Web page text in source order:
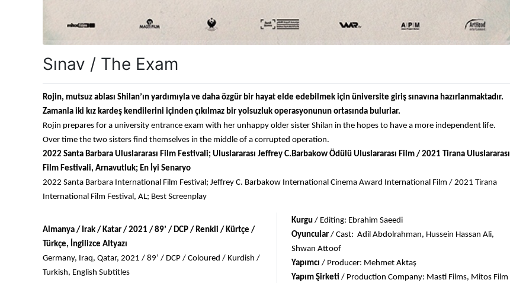
Sınav / The Exam
Rojin, mutsuz ablası Shilan’ın yardımıyla ve daha özgür bir hayat elde edebilmek için üniversite giriş sınavına hazırlanmaktadır.
Zamanla iki kız kardeş kendilerini içinden çıkılmaz bir yolsuzluk operasyonunun ortasında bulurlar.
Rojin prepares for a university entrance exam with her unhappy older sister Shilan in the hopes to have a more independent life.
Over time the two sisters find themselves in the middle of a corrupted operation.
2022 Santa Barbara Uluslararası Film Festivali; Uluslararası Jeffrey C.Barbakow Ödülü Uluslararası Film / 2021 Tirana Uluslararası
Film Festivali, Arnavutluk; En İyi Senaryo
2022 Santa Barbara International Film Festival; Jeffrey C. Barbakow International Cinema Award International Film / 2021 Tirana
International Film Festival, AL; Best Screenplay
Almanya / Irak / Katar / 2021 / 89’ / DCP / Renkli / Kürtçe /
Türkçe, İngilizce Altyazı
Germany, Iraq, Qatar, 2021 / 89’ / DCP / Coloured / Kurdish /
Turkish, English Subtitles
Kurgu / Editing: Ebrahim Saeedi
Oyuncular / Cast:  Adil Abdolrahman, Hussein Hassan Ali,
Shwan Attoof
Yapımcı / Producer: Mehmet Aktaş
Yapım Şirketi / Production Company: Masti Films, Mitos Film